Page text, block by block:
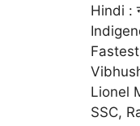
Hindi :
Lionel
SSC,